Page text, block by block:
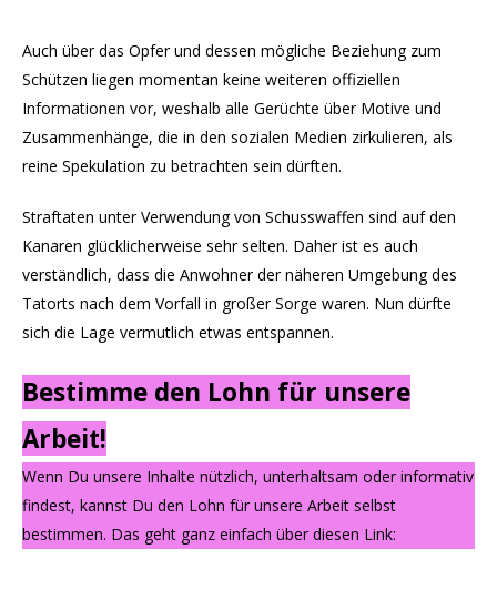
Auch über das Opfer und dessen mögliche Beziehung zum
Schützen liegen momentan keine weiteren offiziellen
Informationen vor, weshalb alle Gerüchte über Motive und
Zusammenhänge, die in den sozialen Medien zirkulieren, als
reine Spekulation zu betrachten sein dürften.
Straftaten unter Verwendung von Schusswaffen sind auf den
Kanaren glücklicherweise sehr selten. Daher ist es auch
verständlich, dass die Anwohner der näheren Umgebung des
Tatorts nach dem Vorfall in großer Sorge waren. Nun dürfte
sich die Lage vermutlich etwas entspannen.
Bestimme den Lohn für unsere
Arbeit!
Wenn Du unsere Inhalte nützlich, unterhaltsam oder informativ
findest, kannst Du den Lohn für unsere Arbeit selbst
bestimmen. Das geht ganz einfach über diesen Link: